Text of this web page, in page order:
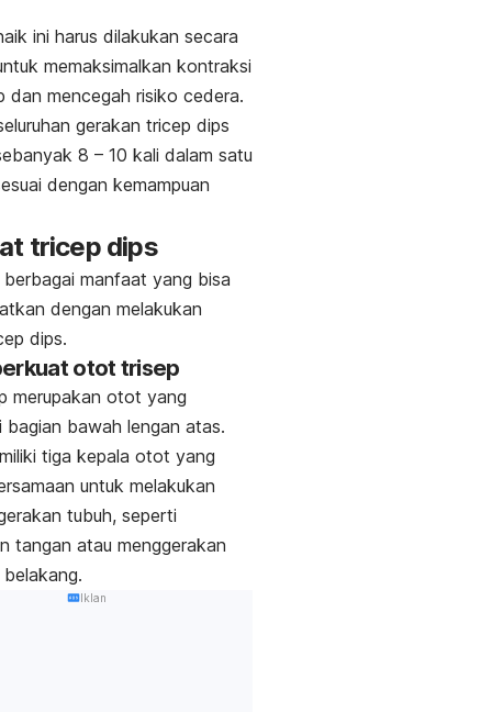
ini harus dilakukan secara
memaksimalkan kontraksi
dan mencegah risiko cedera.
gerakan tricep dips
8 – 10 kali dalam satu
dengan kemampuan
tricep dips
berbagai manfaat yang bisa
dengan melakukan
dips.
otot trisep
merupakan otot yang
bawah lengan atas.
tiga kepala otot yang
untuk melakukan
tubuh, seperti
tangan atau menggerakan
Iklan